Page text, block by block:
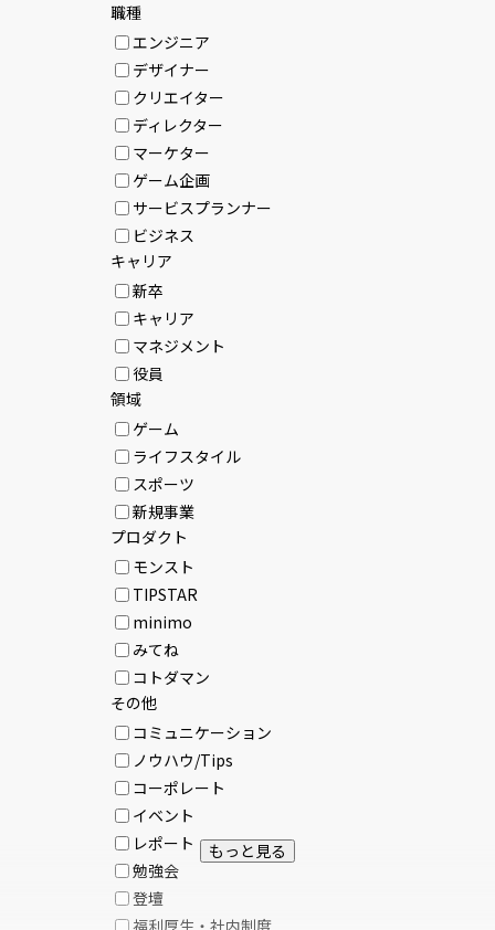
職種
エンジニア
デザイナー
クリエイター
ディレクター
マーケター
ゲーム企画
サービスプランナー
ビジネス
キャリア
新卒
キャリア
マネジメント
役員
領域
ゲーム
ライフスタイル
スポーツ
新規事業
プロダクト
モンスト
TIPSTAR
minimo
みてね
コトダマン
その他
コミュニケーション
ノウハウ/Tips
コーポレート
イベント
レポート
勉強会
登壇
福利厚生・社内制度
もっと見る